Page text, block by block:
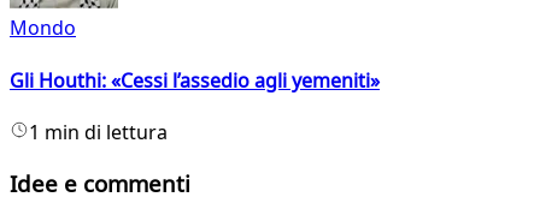
Mondo
Gli Houthi: «Cessi l’assedio agli yemeniti»
1 min di lettura
Idee e commenti